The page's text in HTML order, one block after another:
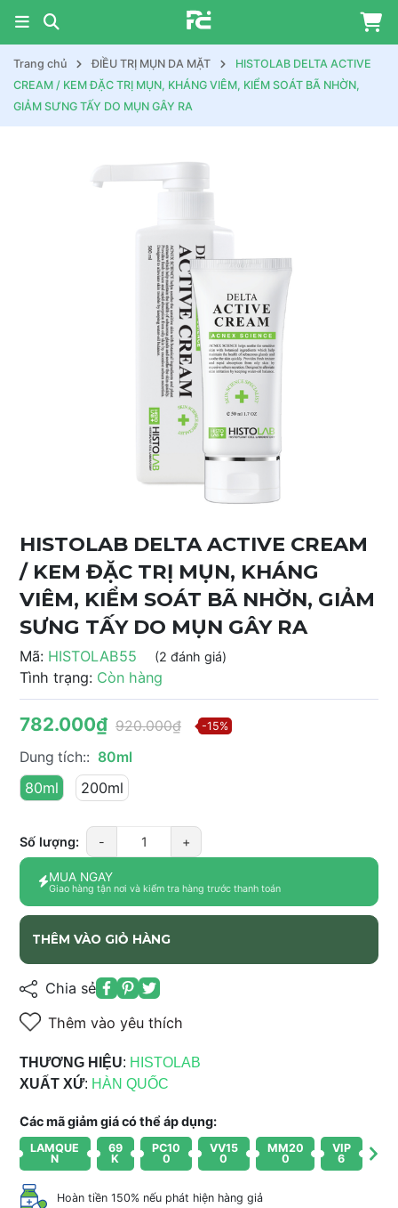
Trang chủ ĐIỀU TRỊ MỤN DA MẶT
HISTOLAB DELTA ACTIVE
CREAM / KEM ĐẶC TRỊ MỤN, KHÁNG VIÊM, KIỂM SOÁT BÃ NHỜN,
GIẢM SƯNG TẤY DO MỤN GÂY RA
HISTOLAB DELTA ACTIVE CREAM
/ KEM ĐẶC TRỊ MỤN, KHÁNG
VIÊM, KIỂM SOÁT BÃ NHỜN, GIẢM
SƯNG TẤY DO MỤN GÂY RA
Mã: HISTOLAB55 (2 đánh giá)
Tình trạng: Còn hàng
782.000₫ 920.000₫ -15%
Dung tích:: 80ml
80ml 200ml
Số lượng: - +
MUA NGAY
Giao hàng tận nơi và kiểm tra hàng trước thanh toán
THÊM VÀO GIỎ HÀNG
Chia sẻ
Thêm vào yêu thích
THƯƠNG HIỆU: HISTOLAB
XUẤT XỨ: HÀN QUỐC
Các mã giảm giá có thể áp dụng:
LAMQUE
N
69
K
PC10
0
VV15
0
MM20
0
VIP
6
Hoàn tiền 150% nếu phát hiện hàng giả